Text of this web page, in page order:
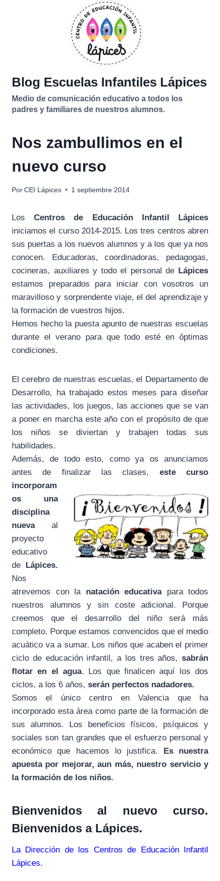
Blog Escuelas Infantiles Lápices
Medio de comunicación educativo a todos los
padres y familiares de nuestros alumnos.
Nos zambullimos en el
nuevo curso
Por CEI Lápices 1 septiembre 2014
LosCentros de Educación Infantil
Lápices
iniciamos el curso 2014-2015. Los tres centros abren
sus puertas a los nuevos alumnos y a los que ya nos
conocen. Educadoras, coordinadoras, pedagogas,
cocineras, auxiliares y todo el personal de Lápices
estamos preparados para iniciar con vosotros un
maravilloso y sorprendente viaje, el del aprendizaje y
la formación de vuestros hijos.
Hemos hecho la puesta apunto de nuestras escuelas
durante el verano para que todo esté en óptimas
condiciones.
El cerebro de nuestras escuelas, el Departamento de
Desarrollo, ha trabajado estos meses para diseñar
las actividades, los juegos, las acciones que se van
a poner en marcha este año con el propósito de que
los niños se diviertan y trabajen todas sus
habilidades.
Además, de todo esto, como ya os anunciamos
antes de finalizar las clases, este curso
incorporam
os una
disciplina
nuevaal
proyecto
educativo
de Lápices.
Nos
atrevemos con la natación educativapara todos
nuestros alumnos y sin coste adicional. Porque
creemos que el desarrollo del niño será más
completo. Porque estamos convencidos que el medio
acuático va a sumar. Los niños que acaben el primer
ciclo de educación infantil, a los tres años, sabrán
flotar en el agua. Los que finalicen aquí los dos
ciclos, a los 6 años, serán perfectos nadadores.
Somos el único centro en Valencia que ha
incorporado esta área como parte de la formación de
sus alumnos. Los beneficios físicos, psíquicos y
sociales son tan grandes que el esfuerzo personal y
económico que hacemos lo justifica. Es nuestra
apuesta por mejorar, aun más, nuestro servicio y
la formación de los niños.
Bienvenidos al nuevo curso.
Bienvenidos a Lápices.
La Dirección de los Centros de Educación Infantil
Lápices.